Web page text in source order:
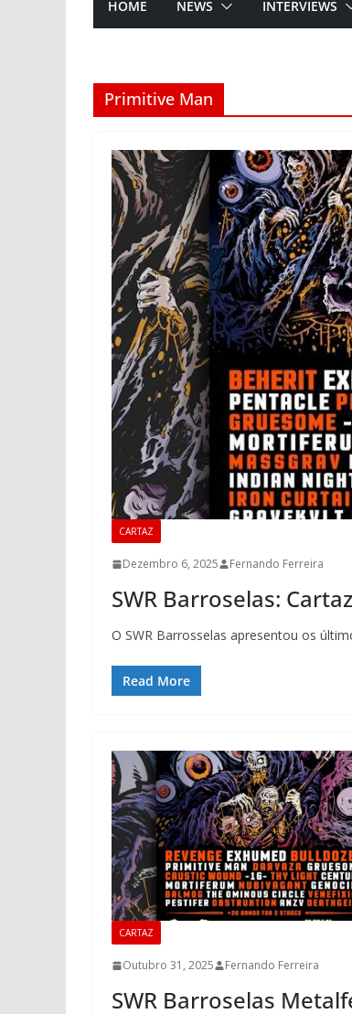
HOME NEWS INTERVIEWS
Primitive Man
CARTAZ
Dezembro 6, 2025 Fernando Ferreira
SWR Barroselas:
O SWR Barrosselas apresentou os
Read More
CARTAZ
Outubro 31, 2025 Fernando Ferreira
SWR Barroselas